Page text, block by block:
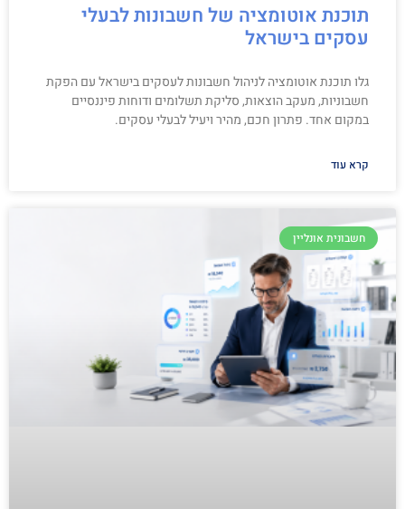
תוכנת אוטומציה של חשבונות לבעלי
עסקים בישראל
גלו תוכנת אוטומציה לניהול חשבונות לעסקים בישראל עם הפקת
חשבוניות, מעקב הוצאות, סליקת תשלומים ודוחות פיננסיים
במקום אחד. פתרון חכם, מהיר ויעיל לבעלי עסקים.
קרא עוד
חשבונית אונליין